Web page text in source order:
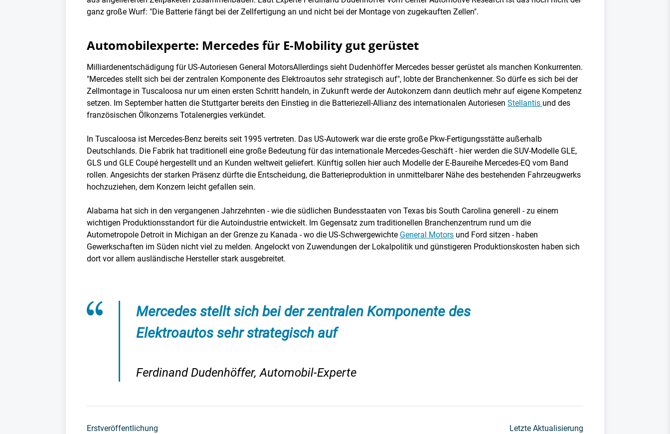
ganz große Wurf: "Die Batterie fängt bei der Zellfertigung an und nicht bei der Montage von zugekauften Zellen".
Automobilexperte: Mercedes für E-Mobility gut gerüstet
Milliardenentschädigung für US-Autoriesen General MotorsAllerdings sieht Dudenhöffer Mercedes besser gerüstet als manchen Konkurrenten.
"Mercedes stellt sich bei der zentralen Komponente des Elektroautos sehr strategisch auf", lobte der Branchenkenner. So dürfe es sich bei der
Zellmontage in Tuscaloosa nur um einen ersten Schritt handeln, in Zukunft werde der Autokonzern dann deutlich mehr auf eigene Kompetenz
setzen. Im September hatten die Stuttgarter bereits den Einstieg in die Batteriezell-Allianz des internationalen Autoriesen Stellantis und des
französischen Ölkonzerns Totalenergies verkündet.
In Tuscaloosa ist Mercedes-Benz bereits seit 1995 vertreten. Das US-Autowerk war die erste große Pkw-Fertigungsstätte außerhalb
Deutschlands. Die Fabrik hat traditionell eine große Bedeutung für das internationale Mercedes-Geschäft - hier werden die SUV-Modelle GLE,
GLS und GLE Coupé hergestellt und an Kunden weltweit geliefert. Künftig sollen hier auch Modelle der E-Baureihe Mercedes-EQ vom Band
rollen. Angesichts der starken Präsenz dürfte die Entscheidung, die Batterieproduktion in unmittelbarer Nähe des bestehenden Fahrzeugwerks
hochzuziehen, dem Konzern leicht gefallen sein.
Alabama hat sich in den vergangenen Jahrzehnten - wie die südlichen Bundesstaaten von Texas bis South Carolina generell - zu einem
wichtigen Produktionsstandort für die Autoindustrie entwickelt. Im Gegensatz zum traditionellen Branchenzentrum rund um die
Autometropole Detroit in Michigan an der Grenze zu Kanada - wo die US-Schwergewichte General Motors und Ford sitzen - haben
Gewerkschaften im Süden nicht viel zu melden. Angelockt von Zuwendungen der Lokalpolitik und günstigeren Produktionskosten haben sich
dort vor allem ausländische Hersteller stark ausgebreitet.
Mercedes stellt sich bei der zentralen Komponente des
Elektroautos sehr strategisch auf
Ferdinand Dudenhöffer, Automobil-Experte
Erstveröffentlichung Letzte Aktualisierung